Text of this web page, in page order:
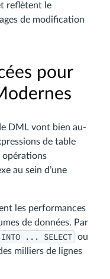
reflètent le
de modification
pour
DML vont bien au-
de table
opérations
au sein d’une
les performances
de données. Par
INTO ... SELECT ou
milliers de lignes